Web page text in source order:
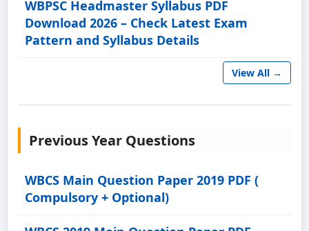
WBPSC Headmaster Syllabus PDF
Download 2026 – Check Latest Exam
Pattern and Syllabus Details
View All →
Previous Year Questions
WBCS Main Question Paper 2019 PDF (
Compulsory + Optional)